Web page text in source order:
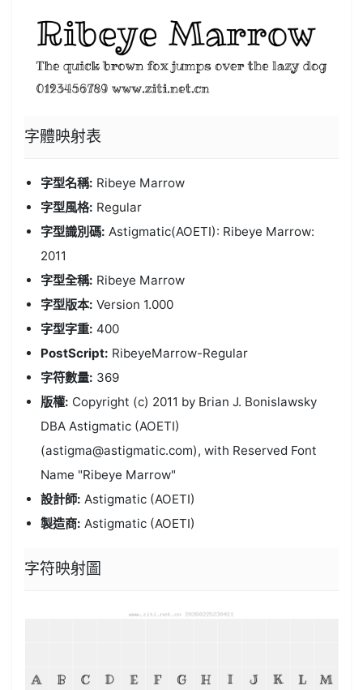
字體映射表
字型名稱: Ribeye Marrow
字型風格: Regular
字型識別碼: Astigmatic(AOETI): Ribeye Marrow:
2011
字型全稱: Ribeye Marrow
字型版本: Version 1.000
字型字重: 400
PostScript: RibeyeMarrow-Regular
字符數量: 369
版權: Copyright (c) 2011 by Brian J. Bonislawsky
DBA Astigmatic (AOETI)
(astigma@astigmatic.com), with Reserved Font
Name "Ribeye Marrow"
設計師: Astigmatic (AOETI)
製造商: Astigmatic (AOETI)
字符映射圖